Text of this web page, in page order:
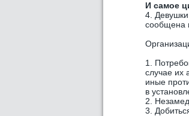
И самое
4.
сообщена
1.
случае их
иные
в
2.
3.